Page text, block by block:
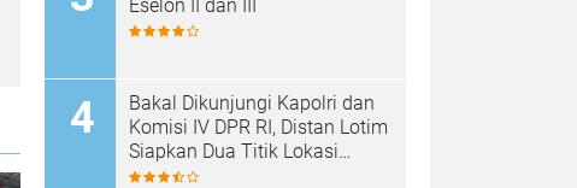
Eselon II dan III
Bakal Dikunjungi Kapolri dan
Komisi IV DPR RI, Distan Lotim
Siapkan Dua Titik Lokasi
Panen Raya Bawang Putih